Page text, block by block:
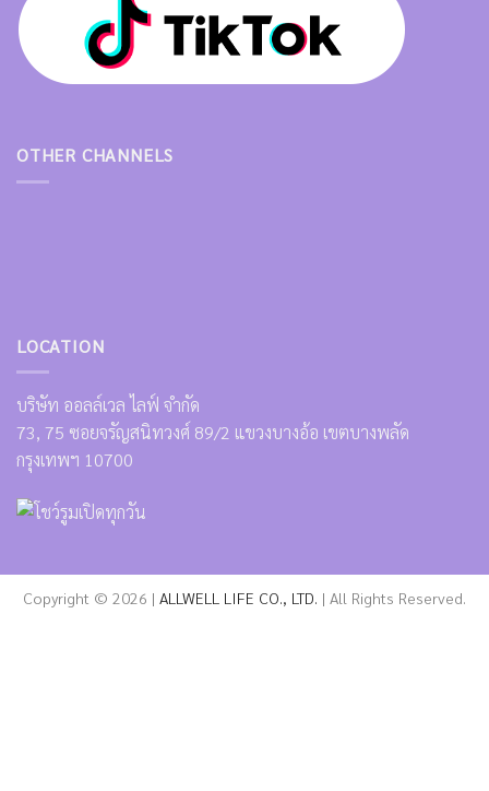
OTHER CHANNELS
LOCATION
บริษัท ออลล์เวล ไลฟ์ จำกัด
73, 75 ซอยจรัญสนิทวงศ์ 89/2 แขวงบางอ้อ เขตบางพลัด
กรุงเทพฯ 10700
Copyright © 2026 | ALLWELL LIFE CO., LTD. | All Rights Reserved.